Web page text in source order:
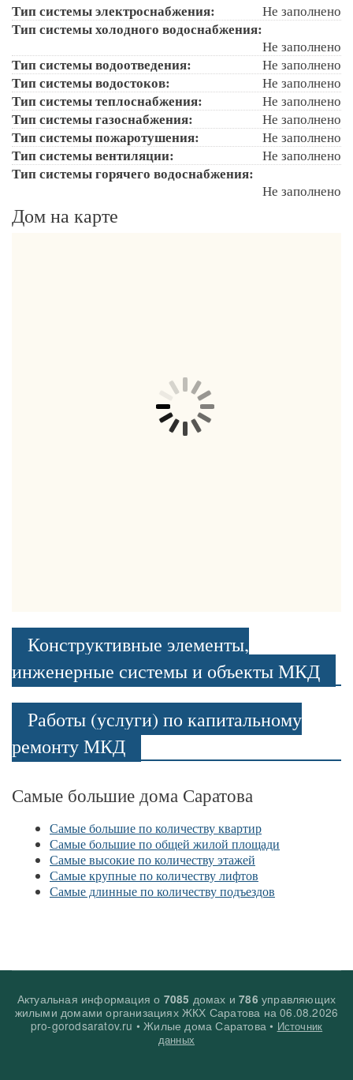
Тип системы электроснабжения: Не заполнено
Тип системы холодного водоснабжения:
Не заполнено
Тип системы водоотведения: Не заполнено
Тип системы водостоков: Не заполнено
Тип системы теплоснабжения: Не заполнено
Тип системы газоснабжения: Не заполнено
Тип системы пожаротушения: Не заполнено
Тип системы вентиляции: Не заполнено
Тип системы горячего водоснабжения:
Не заполнено
Дом на карте
Конструктивные элементы,
инженерные системы и объекты МКД
Работы (услуги) по капитальному
ремонту МКД
Самые большие дома Саратова
Самые большие по количеству квартир
Самые большие по общей жилой площади
Самые высокие по количеству этажей
Самые крупные по количеству лифтов
Самые длинные по количеству подъездов
Актуальная информация о 7085 домах и786управляющих
жилыми домами организациях ЖКХ Саратова на06.08.2026
pro-gorodsaratov.ru • Жилые дома Саратова • Источник
данных